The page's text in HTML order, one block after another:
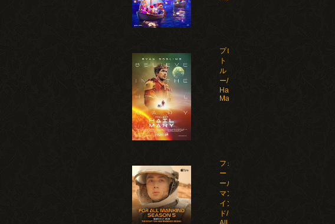
プロジェク
ト・ヘイ
ル・メアリ
ー/Project
Hail
Mary(2026)
フォ
ー・オ
ール・
マンカ
イン
ド/For